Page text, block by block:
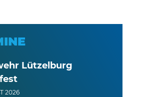
Lützelburg
2026